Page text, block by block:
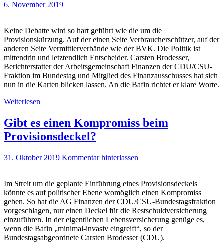
6. November 2019
Keine Debatte wird so hart geführt wie die um die
Provisionskürzung. Auf der einen Seite Verbraucherschützer, auf der
anderen Seite Vermittlerverbände wie der BVK. Die Politik ist
mittendrin und letztendlich Entscheider. Carsten Brodesser,
Berichterstatter der Arbeitsgemeinschaft Finanzen der CDU/CSU-
Fraktion im Bundestag und Mitglied des Finanzausschusses hat sich
nun in die Karten blicken lassen. An die Bafin richtet er klare Worte.
Weiterlesen
Gibt es einen Kompromiss beim
Provisionsdeckel?
31. Oktober 2019 Kommentar hinterlassen
Im Streit um die geplante Einführung eines Provisionsdeckels
könnte es auf politischer Ebene womöglich einen Kompromiss
geben. So hat die AG Finanzen der CDU/CSU-Bundestagsfraktion
vorgeschlagen, nur einen Deckel für die Restschuldversicherung
einzuführen. In der eigentlichen Lebensversicherung genüge es,
wenn die Bafin „minimal-invasiv eingreift“, so der
Bundestagsabgeordnete Carsten Brodesser (CDU).